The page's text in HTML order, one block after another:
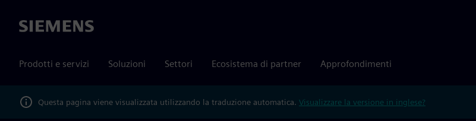
Siemens
Prodotti e servizi Soluzioni Settori Ecosistema di partner Approfondimenti
Questa pagina viene visualizzata utilizzando la traduzione automatica. Visualizzare la versione in inglese?